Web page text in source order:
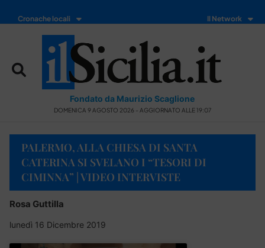
Cronache locali Il Network
Fondato da Maurizio Scaglione
DOMENICA 9 AGOSTO 2026 - AGGIORNATO ALLE 19:07
PALERMO, ALLA CHIESA DI SANTA
CATERINA SI SVELANO I “TESORI DI
CIMINNA” | VIDEO INTERVISTE
Rosa Guttilla
lunedì 16 Dicembre 2019